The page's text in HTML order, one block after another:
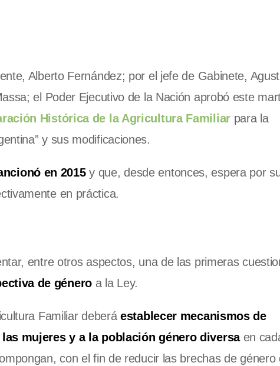
Alberto Fernández; por el jefe de Gabinete,
el Poder Ejecutivo de la Nación aprobó este
Histórica de la Agricultura Familiarpara la
y sus modificaciones.
en 2015y que, desde entonces, espera por
en práctica.
entre otros aspectos, una de las primeras
de género a la Ley.
Familiar deberáestablecer mecanismos de
mujeres y a la población género diversaen
con el fin de reducir las brechas de género